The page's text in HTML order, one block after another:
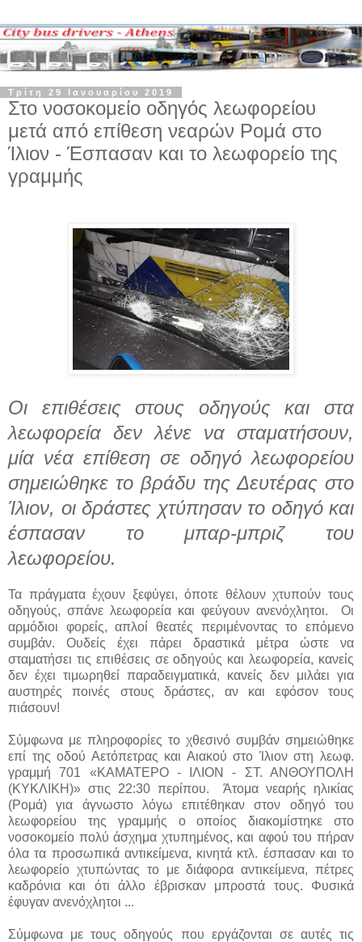
Τρίτη 29 Ιανουαρίου 2019
Στο νοσοκομείο οδηγός λεωφορείου
μετά από επίθεση νεαρών Ρομά στο
Ίλιον - Έσπασαν και το λεωφορείο της
γραμμής
Οι επιθέσεις στους οδηγούς και στα
λεωφορεία δεν λένε να σταματήσουν,
μία νέα επίθεση σε οδηγό λεωφορείου
σημειώθηκε το βράδυ της Δευτέρας στο
Ίλιον, οι δράστες χτύπησαν το οδηγό και
έσπασαν το μπαρ-μπριζ του
λεωφορείου.
Τα πράγματα έχουν ξεφύγει, όποτε θέλουν χτυπούν τους
οδηγούς, σπάνε λεωφορεία και φεύγουν ανενόχλητοι. Οι
αρμόδιοι φορείς, απλοί θεατές περιμένοντας το επόμενο
συμβάν. Ουδείς έχει πάρει δραστικά μέτρα ώστε να
σταματήσει τις επιθέσεις σε οδηγούς και λεωφορεία, κανείς
δεν έχει τιμωρηθεί παραδειγματικά, κανείς δεν μιλάει για
αυστηρές ποινές στους δράστες, αν και εφόσον τους
πιάσουν!
Σύμφωνα με πληροφορίες το χθεσινό συμβάν σημειώθηκε
επί της οδού Αετόπετρας και Αιακού στο Ίλιον στη λεωφ.
γραμμή 701 «ΚΑΜΑΤΕΡΟ - ΙΛΙΟΝ - ΣΤ. ΑΝΘΟΥΠΟΛΗ
(ΚΥΚΛΙΚΗ)» στις 22:30 περίπου. Άτομα νεαρής ηλικίας
(Ρομά) για άγνωστο λόγω επιτέθηκαν στον οδηγό του
λεωφορείου της γραμμής ο οποίος διακομίστηκε στο
νοσοκομείο πολύ άσχημα χτυπημένος, και αφού του πήραν
όλα τα προσωπικά αντικείμενα, κινητά κτλ. έσπασαν και το
λεωφορείο χτυπώντας το με διάφορα αντικείμενα, πέτρες
καδρόνια και ότι άλλο έβρισκαν μπροστά τους. Φυσικά
έφυγαν ανενόχλητοι ...
Σύμφωνα με τους οδηγούς που εργάζονται σε αυτές τις